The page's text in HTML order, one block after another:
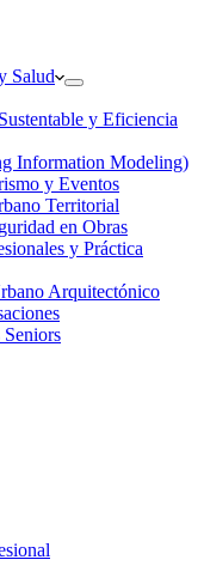
Salud
y Eficiencia
Information Modeling)
y Eventos
Territorial
en Obras
y Práctica
Arquitectónico